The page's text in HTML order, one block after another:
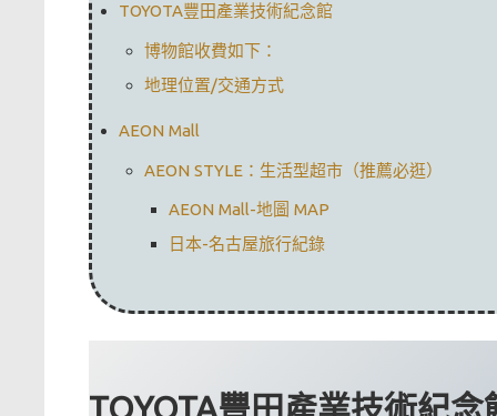
TOYOTA豐田產業技術紀念館
博物館收費如下：
地理位置/交通方式
AEON Mall
AEON STYLE：生活型超市（推薦必逛）
AEON Mall-地圖 MAP
日本-名古屋旅行紀錄
TOYOTA豐田產業技術紀念